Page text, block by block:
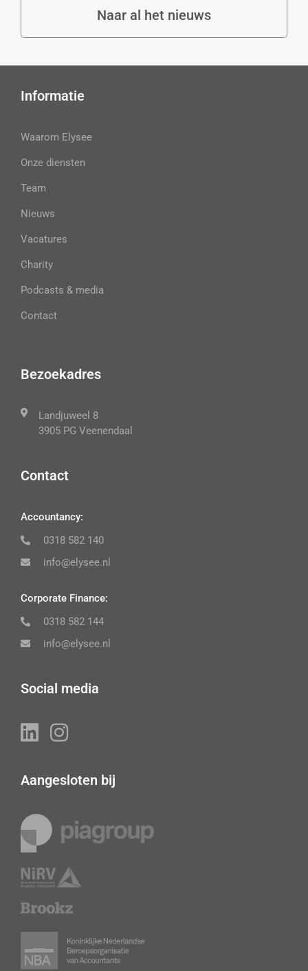
Naar al het nieuws
Informatie
Waarom Elysee
Onze diensten
Team
Nieuws
Vacatures
Charity
Podcasts & media
Contact
Bezoekadres
Landjuweel 8
3905 PG Veenendaal
Contact
Accountancy:
0318 582 140
info@elysee.nl
Corporate Finance:
0318 582 144
info@elysee.nl
Social media
Aangesloten bij